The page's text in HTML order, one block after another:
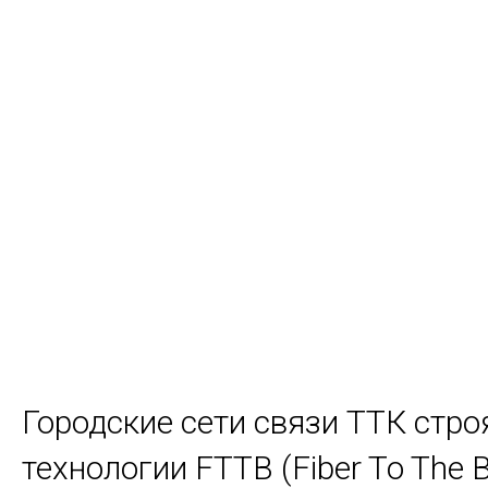
Городские сети связи ТТК
технологии FTTB (Fiber To The